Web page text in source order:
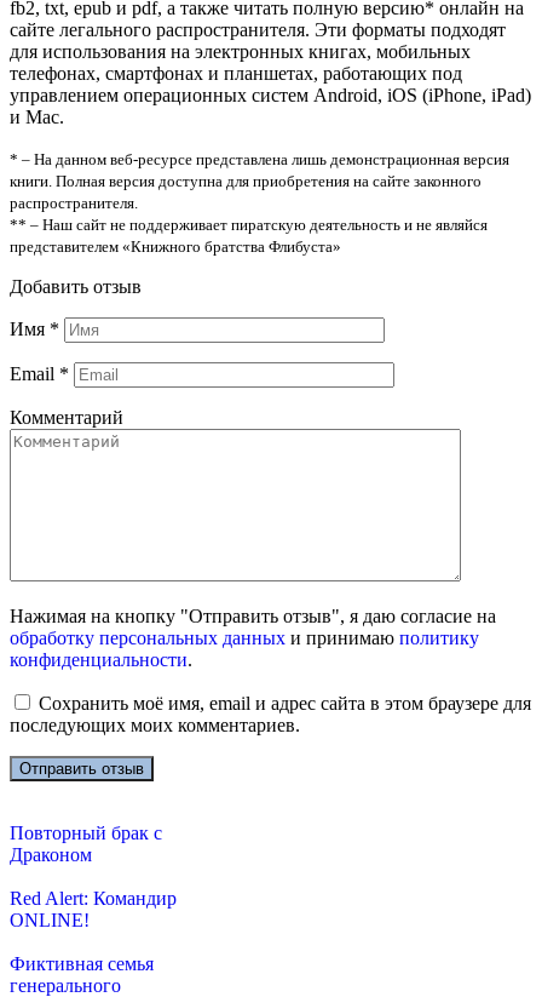
fb2, txt, epub и pdf, а также читать полную версию* онлайн на
сайте легального распространителя. Эти форматы подходят
для использования на электронных книгах, мобильных
телефонах, смартфонах и планшетах, работающих под
управлением операционных систем Android, iOS (iPhone, iPad)
и Mac.
* – На данном веб-ресурсе представлена лишь демонстрационная версия
книги. Полная версия доступна для приобретения на сайте законного
распространителя.
** – Наш сайт не поддерживает пиратскую деятельность и не являйся
представителем «Книжного братства Флибуста»
Добавить отзыв
Имя *
Email *
Комментарий
Нажимая на кнопку "Отправить отзыв", я даю согласие на
обработку персональных данных и принимаю политику
конфиденциальности.
Сохранить моё имя, email и адрес сайта в этом браузере для
последующих моих комментариев.
Повторный брак с
Драконом
Red Alert: Командир
ONLINE!
Фиктивная семья
генерального